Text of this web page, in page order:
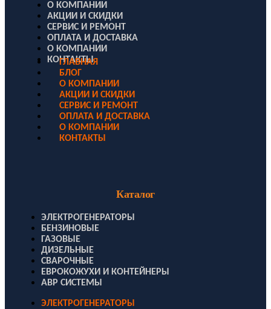
О КОМПАНИИ
АКЦИИ И СКИДКИ
СЕРВИС И РЕМОНТ
ОПЛАТА И ДОСТАВКА
О КОМПАНИИ
КОНТАКТЫ
ГЛАВНАЯ
БЛОГ
О КОМПАНИИ
АКЦИИ И СКИДКИ
СЕРВИС И РЕМОНТ
ОПЛАТА И ДОСТАВКА
О КОМПАНИИ
КОНТАКТЫ
Каталог
ЭЛЕКТРОГЕНЕРАТОРЫ
БЕНЗИНОВЫЕ
ГАЗОВЫЕ
ДИЗЕЛЬНЫЕ
СВАРОЧНЫЕ
ЕВРОКОЖУХИ И КОНТЕЙНЕРЫ
АВР СИСТЕМЫ
ЭЛЕКТРОГЕНЕРАТОРЫ